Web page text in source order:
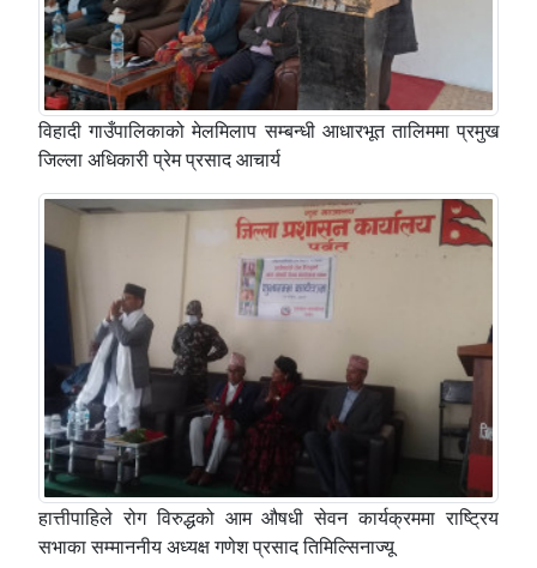
विहादी गाउँपालिकाको मेलमिलाप सम्बन्धी आधारभूत तालिममा प्रमुख
जिल्ला अधिकारी प्रेम प्रसाद आचार्य
हात्तीपाहिले रोग विरुद्धको आम औषधी सेवन कार्यक्रममा राष्ट्रिय
सभाका सम्माननीय अध्यक्ष गणेश प्रसाद तिमिल्सिनाज्यू